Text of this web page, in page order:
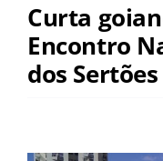
Curta
Encontro
dos Sertões